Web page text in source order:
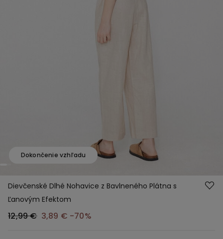
Dokončenie vzhľadu
Dievčenské Dlhé Nohavice z Bavlneného Plátna s
Ľanovým Efektom
12,99 € 3,89 € -70%